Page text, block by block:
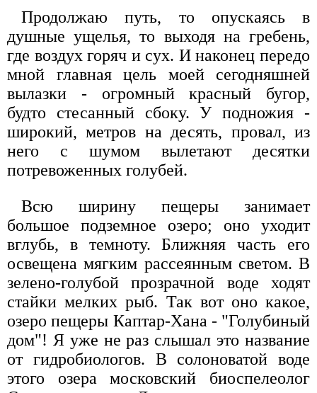
Продолжаю путь, то опускаясь в
душные ущелья, то выходя на гребень,
где воздух горяч и сух. И наконец передо
мной главная цель моей сегодняшней
вылазки - огромный красный бугор,
будто стесанный сбоку. У подножия -
широкий, метров на десять, провал, из
него с шумом вылетают десятки
потревоженных голубей.
Всю ширину пещеры занимает
большое подземное озеро; оно уходит
вглубь, в темноту. Ближняя часть его
освещена мягким рассеянным светом. В
зелено-голубой прозрачной воде ходят
стайки мелких рыб. Так вот оно какое,
озеро пещеры Каптар-Хана - "Голубиный
дом"! Я уже не раз слышал это название
от гидробиологов. В солоноватой воде
этого озера московский биоспелеолог